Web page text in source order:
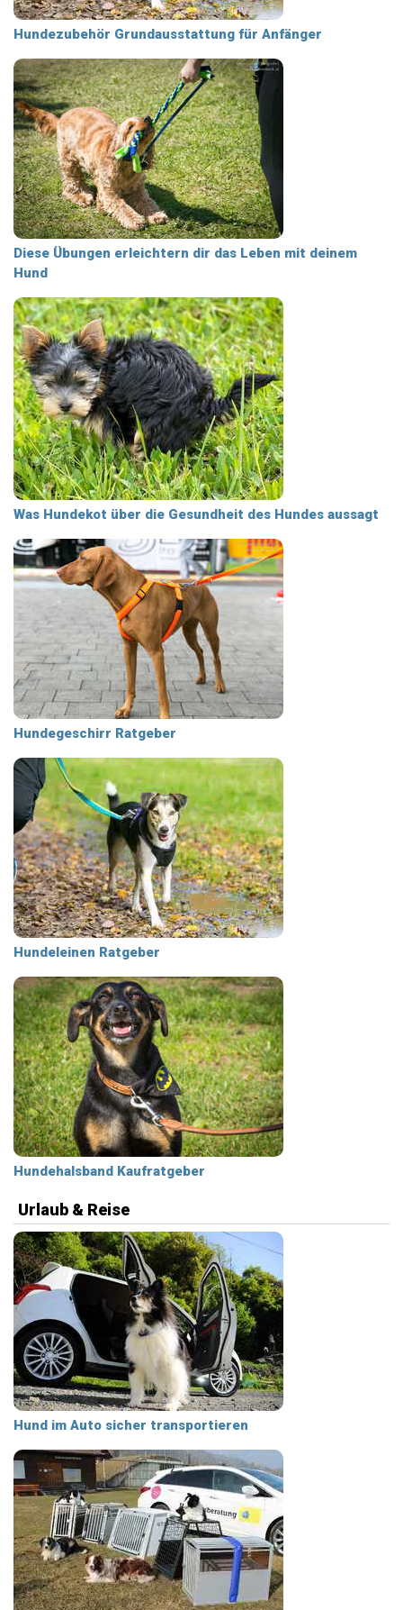
Hundezubehör Grundausstattung für Anfänger
Diese Übungen erleichtern dir das Leben mit deinem
Hund
Was Hundekot über die Gesundheit des Hundes aussagt
Hundegeschirr Ratgeber
Hundeleinen Ratgeber
Hundehalsband Kaufratgeber
Urlaub & Reise
Hund im Auto sicher transportieren